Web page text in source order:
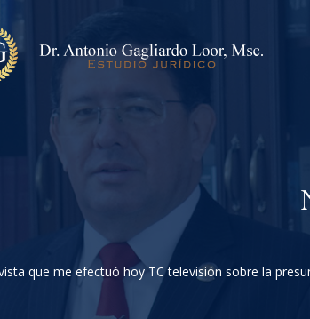
que me efectuó hoy TC televisión sobre la